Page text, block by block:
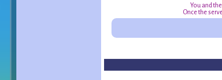
You and
Once the